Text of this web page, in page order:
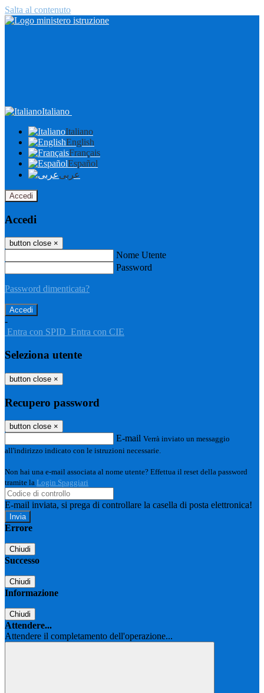
Salta al contenuto
Italiano
Italiano
English
Français
Español
عربى
Accedi
Accedi
button close ×
Nome Utente
Password
Password dimenticata?
-
Entra con SPID Entra con CIE
Seleziona utente
button close ×
Recupero password
button close ×
E-mail Verrà inviato un messaggio
all'indirizzo indicato con le istruzioni necessarie.
Non hai una e-mail associata al nome utente? Effettua il reset della password
tramite la Login Spaggiari
E-mail inviata, si prega di controllare la casella di posta elettronica!
Errore
Chiudi
Successo
Chiudi
Informazione
Chiudi
Attendere...
Attendere il completamento dell'operazione...